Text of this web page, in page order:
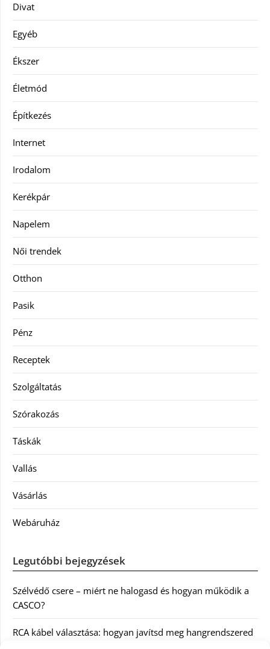
Divat
Egyéb
Ékszer
Életmód
Építkezés
Internet
Irodalom
Kerékpár
Napelem
Női trendek
Otthon
Pasik
Pénz
Receptek
Szolgáltatás
Szórakozás
Táskák
Vallás
Vásárlás
Webáruház
Legutóbbi bejegyzések
Szélvédő csere – miért ne halogasd és hogyan működik a
CASCO?
RCA kábel választása: hogyan javítsd meg hangrendszered